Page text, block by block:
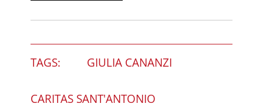
TAGS: GIULIA CANANZI
CARITAS SANT'ANTONIO